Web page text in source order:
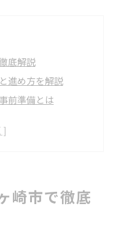
底解説
進め方を解説
前準備とは
体的な流れ
リサイクル法の基本
崎市で徹底